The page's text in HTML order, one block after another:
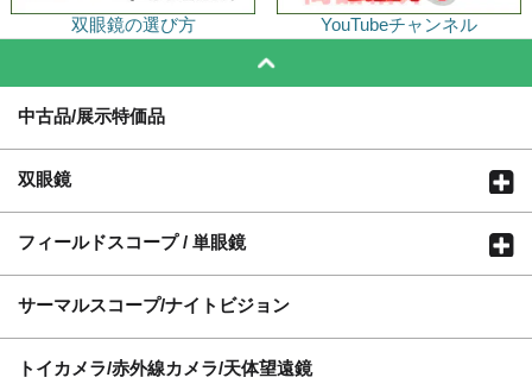
双眼鏡の選び方 YouTubeチャンネル
中古品/展示特価品
双眼鏡
フィールドスコープ / 単眼鏡
サーマルスコープ/ナイトビジョン
トイカメラ/赤外線カメラ/天体望遠鏡